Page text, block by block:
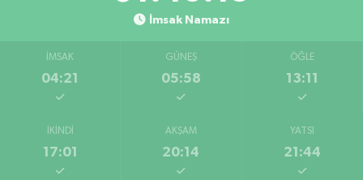
İmsak Namazı
İMSAK
04:21
GÜNEŞ
05:58
ÖĞLE
13:11
İKINDI
17:01
AKŞAM
20:14
YATSI
21:44